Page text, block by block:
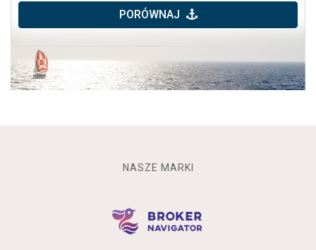
PORÓWNAJ
NASZE MARKI